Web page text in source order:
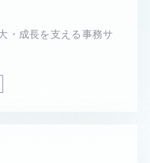
・成長を支える事務サ